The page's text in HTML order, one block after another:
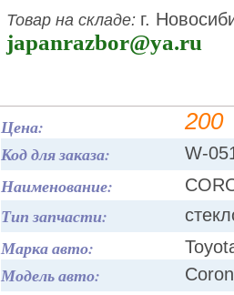
Товар на складе: г.
japanrazbor@ya.ru
Цена: 200
Код для заказа: W-
Наименование:
Тип запчасти:
Марка авто:
Модель авто: